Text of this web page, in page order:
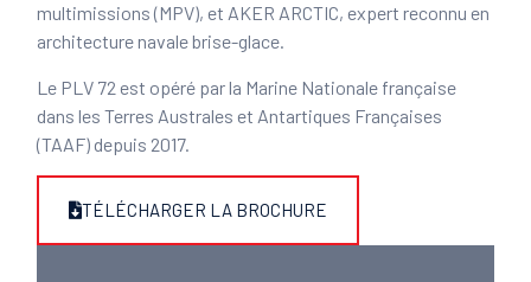
multimissions (MPV), et AKER ARCTIC, expert reconnu en
architecture navale brise-glace.
Le PLV 72 est opéré par la Marine Nationale française
dans les Terres Australes et Antartiques Françaises
(TAAF) depuis 2017.
TÉLÉCHARGER LA BROCHURE